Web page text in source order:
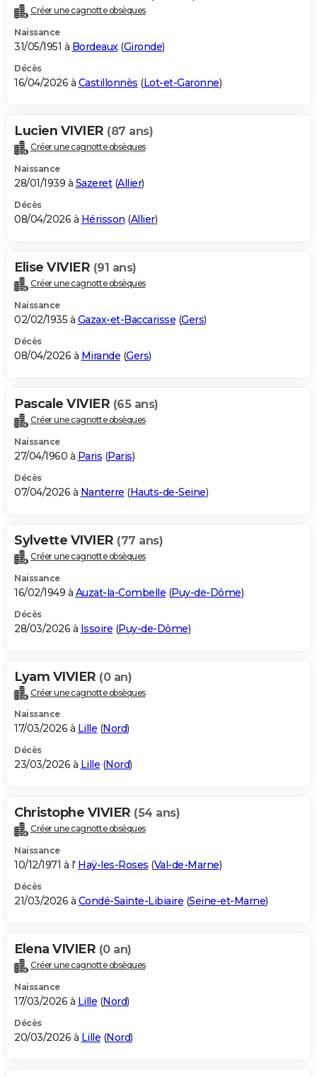
Créer une cagnotte obsèques
Naissance
31/05/1951 à Bordeaux(Gironde)
Décès
16/04/2026 à Castillonnès (Lot-et-Garonne)
Lucien VIVIER (87 ans)
Créer une cagnotte obsèques
Naissance
28/01/1939 à Sazeret(Allier)
Décès
08/04/2026 à Hérisson (Allier)
Elise VIVIER (91 ans)
Créer une cagnotte obsèques
Naissance
02/02/1935 à Gazax-et-Baccarisse (Gers)
Décès
08/04/2026 à Mirande (Gers)
Pascale VIVIER (65 ans)
Créer une cagnotte obsèques
Naissance
27/04/1960 à Paris (Paris)
Décès
07/04/2026 à Nanterre (Hauts-de-Seine)
Sylvette VIVIER (77 ans)
Créer une cagnotte obsèques
Naissance
16/02/1949 à Auzat-la-Combelle (Puy-de-Dôme)
Décès
28/03/2026 à Issoire (Puy-de-Dôme)
Lyam VIVIER (0 an)
Créer une cagnotte obsèques
Naissance
17/03/2026 à Lille (Nord)
Décès
23/03/2026 à Lille (Nord)
Christophe VIVIER (54 ans)
Créer une cagnotte obsèques
Naissance
10/12/1971 à l' Haÿ-les-Roses (Val-de-Marne)
Décès
21/03/2026 à Condé-Sainte-Libiaire (Seine-et-Marne)
Elena VIVIER (0 an)
Créer une cagnotte obsèques
Naissance
17/03/2026 à Lille (Nord)
Décès
20/03/2026 à Lille (Nord)